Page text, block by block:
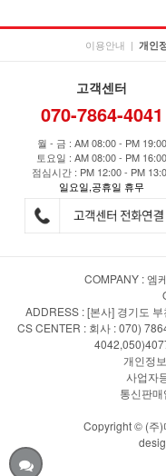
이용안내 | 개인
고객센터
070-7864-4041
월 - 금 : AM 08:00 - PM 19:00
토요일 : AM 08:00 - PM 16:00
점심시간 : PM 12:00 - PM
일요일,공휴일 휴무
COMPANY : 엠
ADDRESS : [본사] 경기도
CS CENTER : 회사 : 070)
개인정
사업자
통신판
Copyright © (주)